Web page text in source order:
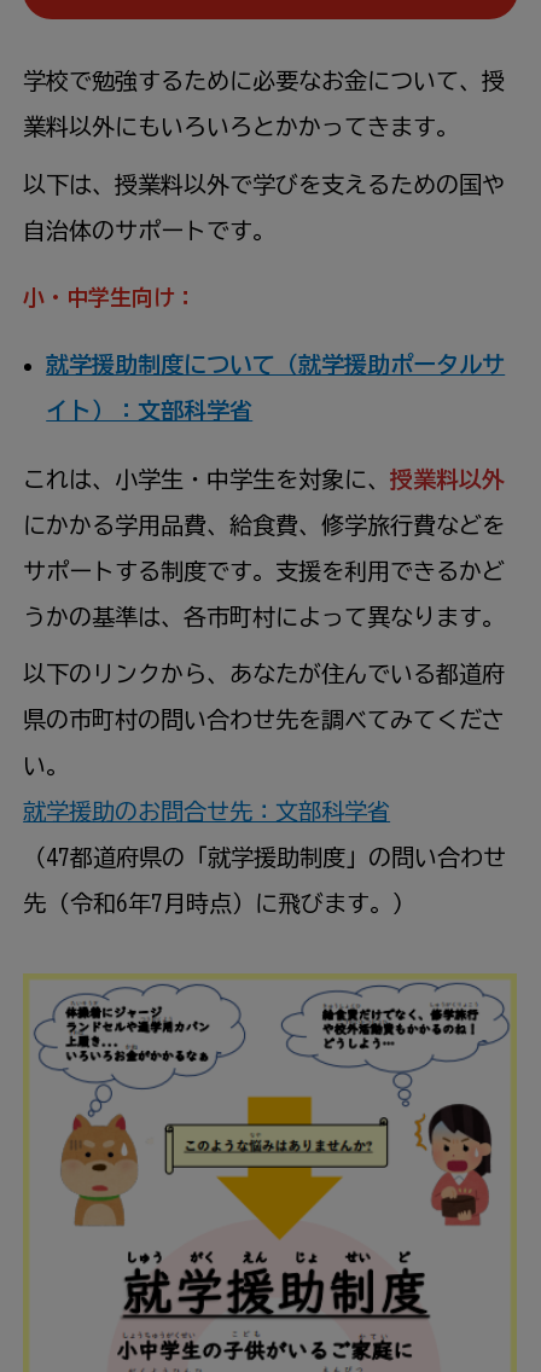
学校で勉強するために必要なお金について、授
業料以外にもいろいろとかかってきます。
以下は、授業料以外で学びを支えるための国や
自治体のサポートです。
小・中学生向け：
就学援助制度について（就学援助ポータルサ
イト）：文部科学省
これは、小学生・中学生を対象に、授業料以外
にかかる学用品費、給食費、修学旅行費などを
サポートする制度です。支援を利用できるかど
うかの基準は、各市町村によって異なります。
以下のリンクから、あなたが住んでいる都道府
県の市町村の問い合わせ先を調べてみてくださ
い。
就学援助のお問合せ先：文部科学省
（47都道府県の「就学援助制度」の問い合わせ
先 (令和6年7月時点）に飛びます。)